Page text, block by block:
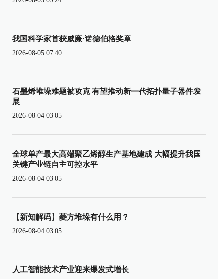
我国科学家首获威廉·诺德伯格奖章
2026-08-05 07:40
石墨烯堆垛难题被攻克 有望推动新一代拓扑量子器件发
展
2026-08-04 03:05
全球单产最大高端聚乙烯醇生产基地建成 大幅提升我国
关键产业链自主可控水平
2026-08-04 03:05
【新知解码】菱方堆垛有什么用？
2026-08-04 03:05
人工智能技术产业迎来爆发式增长